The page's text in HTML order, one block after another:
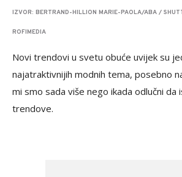
IZVOR: BERTRAND-HILLION MARIE-PAOLA/ABA /
ROFIMEDIA
Novi trendovi u svetu obuće uvijek su
najatraktivnijih modnih tema, posebno
mi smo sada više nego ikada odlučni da
trendove.